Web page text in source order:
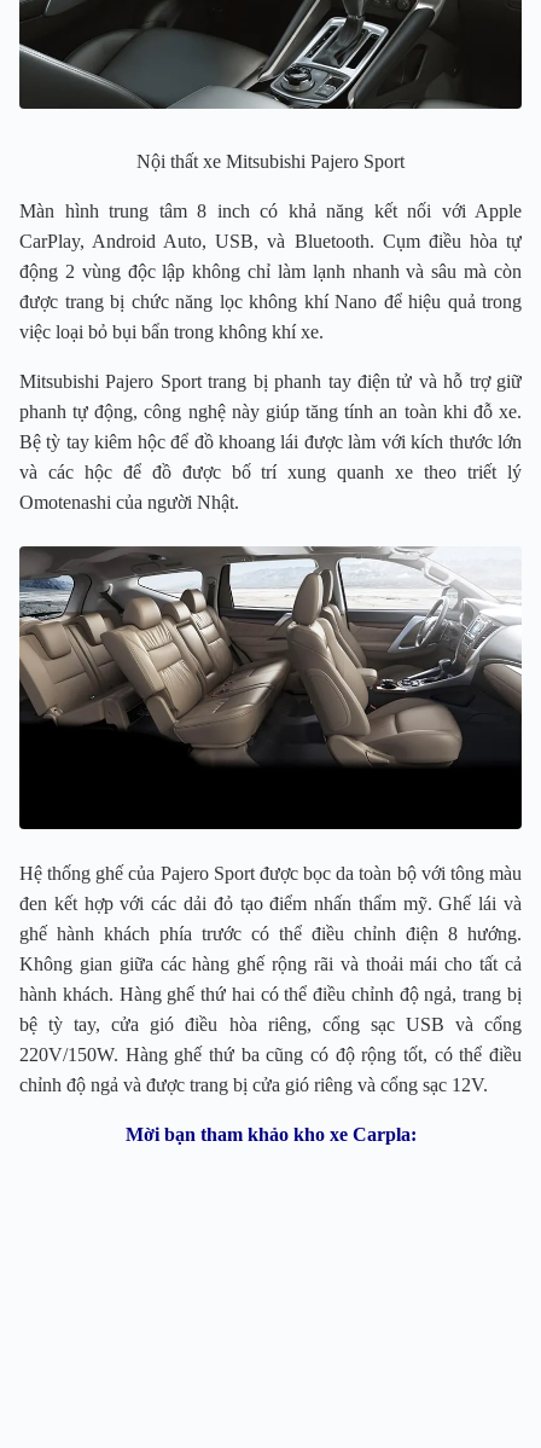
Nội thất xe Mitsubishi Pajero Sport
Màn hình trung tâm 8 inch có khả năng kết nối với Apple
CarPlay, Android Auto, USB, và Bluetooth. Cụm điều hòa tự
động 2 vùng độc lập không chỉ làm lạnh nhanh và sâu mà còn
được trang bị chức năng lọc không khí Nano để hiệu quả trong
việc loại bỏ bụi bẩn trong không khí xe.
Mitsubishi Pajero Sport trang bị phanh tay điện tử và hỗ trợ giữ
phanh tự động, công nghệ này giúp tăng tính an toàn khi đỗ xe.
Bệ tỳ tay kiêm hộc để đồ khoang lái được làm với kích thước lớn
và các hộc để đồ được bố trí xung quanh xe theo triết lý
Omotenashi của người Nhật.
Hệ thống ghế của Pajero Sport được bọc da toàn bộ với tông màu
đen kết hợp với các dải đỏ tạo điểm nhấn thẩm mỹ. Ghế lái và
ghế hành khách phía trước có thể điều chỉnh điện 8 hướng.
Không gian giữa các hàng ghế rộng rãi và thoải mái cho tất cả
hành khách. Hàng ghế thứ hai có thể điều chỉnh độ ngả, trang bị
bệ tỳ tay, cửa gió điều hòa riêng, cổng sạc USB và cổng
220V/150W. Hàng ghế thứ ba cũng có độ rộng tốt, có thể điều
chỉnh độ ngả và được trang bị cửa gió riêng và cổng sạc 12V.
Mời bạn tham khảo kho xe Carpla: